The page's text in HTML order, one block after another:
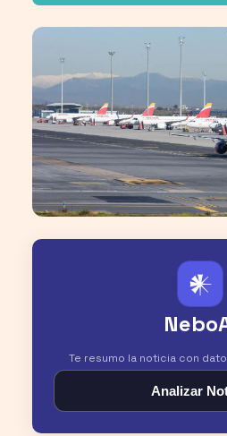
𒀭
Te resumo la noticia con
Analizar